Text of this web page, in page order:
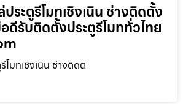
ประตูรีโมทเชิงเนิน ช่างติดตั้ง
ดีรับติดตั้งประตูรีโมททั่วไทย
โมทเชิงเนิน ช่างติดต